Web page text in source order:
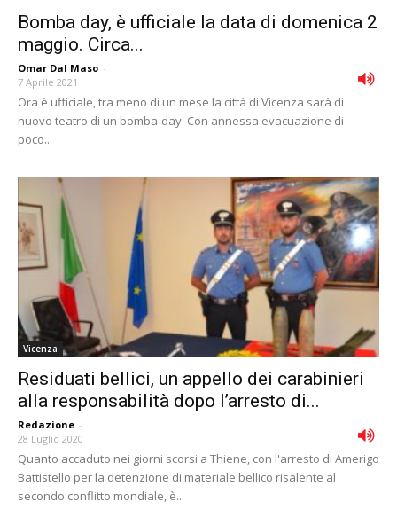
Bomba day, è ufficiale la data di domenica 2
maggio. Circa...
Omar Dal Maso -
7 Aprile 2021
Ora è ufficiale, tra meno di un mese la città di Vicenza sarà di
nuovo teatro di un bomba-day. Con annessa evacuazione di
poco...
Vicenza
Residuati bellici, un appello dei carabinieri
alla responsabilità dopo l’arresto di...
Redazione -
28 Luglio 2020
Quanto accaduto nei giorni scorsi a Thiene, con l'arresto di Amerigo
Battistello per la detenzione di materiale bellico risalente al
secondo conflitto mondiale, è...